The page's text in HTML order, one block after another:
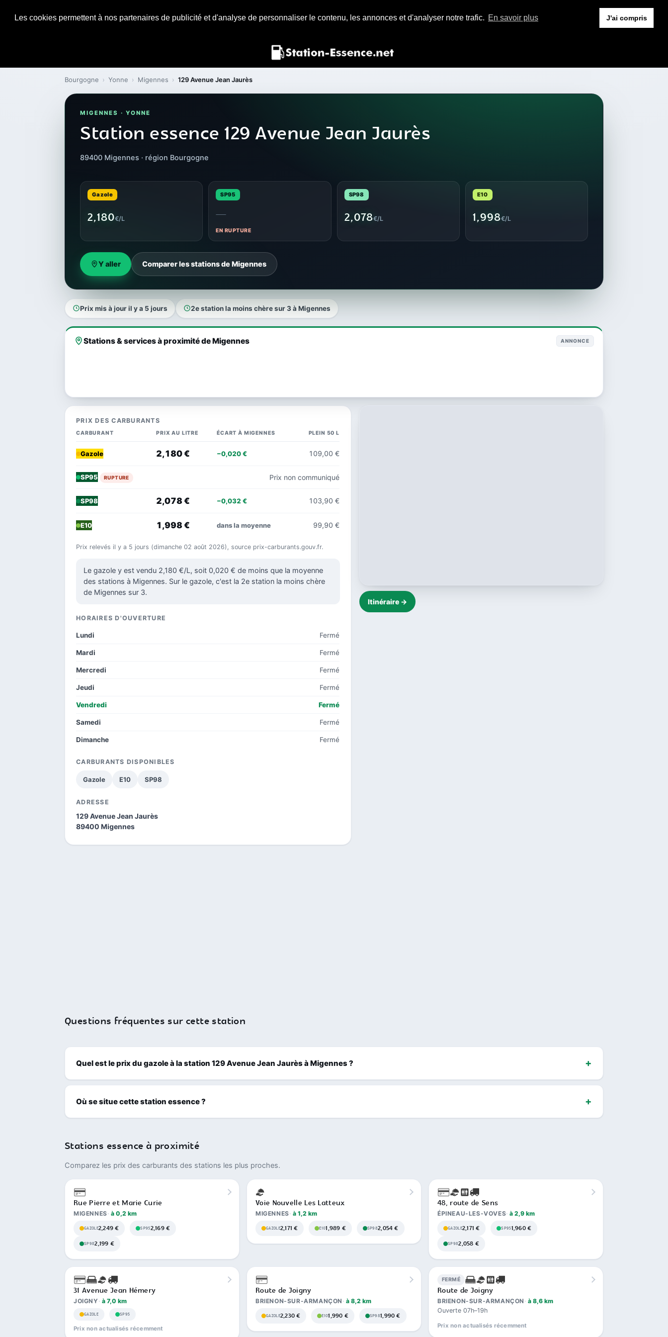
Les cookies permettent à nos partenaires de publicité et d'analyse de personnaliser le contenu, les annonces et d'analyser notre trafic. En savoir plus J'ai compris
Bourgogne › Yonne › Migennes › 129 Avenue Jean Jaurès
MIGENNES · YONNE
Station essence 129 Avenue Jean Jaurès
89400 Migennes · région Bourgogne
Gazole
2,180€/L
SP95
—
EN RUPTURE
SP98
2,078€/L
E10
1,998€/L
Y aller Comparer les stations de Migennes
Prix mis à jour il y a 5 jours 2e station la moins chère sur 3 à Migennes
Stations & services à proximité de Migennes ANNONCE
PRIX DES CARBURANTS
CARBURANT PRIX AU LITRE ÉCART À MIGENNES PLEIN 50 L
Gazole 2,180 € −0,020 € 109,00 €
SP95 RUPTURE Prix non communiqué
SP98 2,078 € −0,032 € 103,90 €
E10 1,998 € dans la moyenne 99,90 €
Prix relevés il y a 5 jours (dimanche 02 août 2026), source prix-carburants.gouv.fr.
Le gazole y est vendu 2,180 €/L, soit 0,020 € de moins que la moyenne
des stations à Migennes. Sur le gazole, c'est la 2e station la moins chère
de Migennes sur 3.
HORAIRES D'OUVERTURE
Lundi Fermé
Mardi Fermé
Mercredi Fermé
Jeudi Fermé
Vendredi Fermé
Samedi Fermé
Dimanche Fermé
CARBURANTS DISPONIBLES
Gazole E10 SP98
ADRESSE
129 Avenue Jean Jaurès
89400 Migennes
Itinéraire →
Questions fréquentes sur cette station
Quel est le prix du gazole à la station 129 Avenue Jean Jaurès à Migennes ?
Où se situe cette station essence ?
Stations essence à proximité
Comparez les prix des carburants des stations les plus proches.
Rue Pierre et Marie Curie
MIGENNES à 0,2 km
GAZOLE2,249 € SP952,169 €
SP982,199 €
Voie Nouvelle Les Latteux
MIGENNES à 1,2 km
GAZOLE2,171 € E101,989 € SP982,054 €
48, route de Sens
ÉPINEAU-LES-VOVES à 2,9 km
GAZOLE2,171 € SP951,960 €
SP982,058 €
31 Avenue Jean Hémery
JOIGNY à 7,0 km
GAZOLE SP95
Prix non actualisés récemment
Route de Joigny
BRIENON-SUR-ARMANÇON à 8,2 km
GAZOLE2,230 € E101,990 € SP981,990 €
FERMÉ
Route de Joigny
BRIENON-SUR-ARMANÇON à 8,6 km
Ouverte 07h–19h
Prix non actualisés récemment